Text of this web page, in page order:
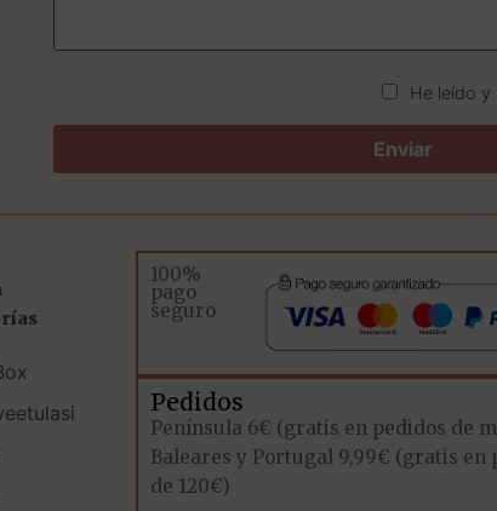
He leído y
100%
pago
seguro
Pedidos
Península 6€ (gratis en pedidos de
Baleares y Portugal 9,99€ (gratis en
de 120€)